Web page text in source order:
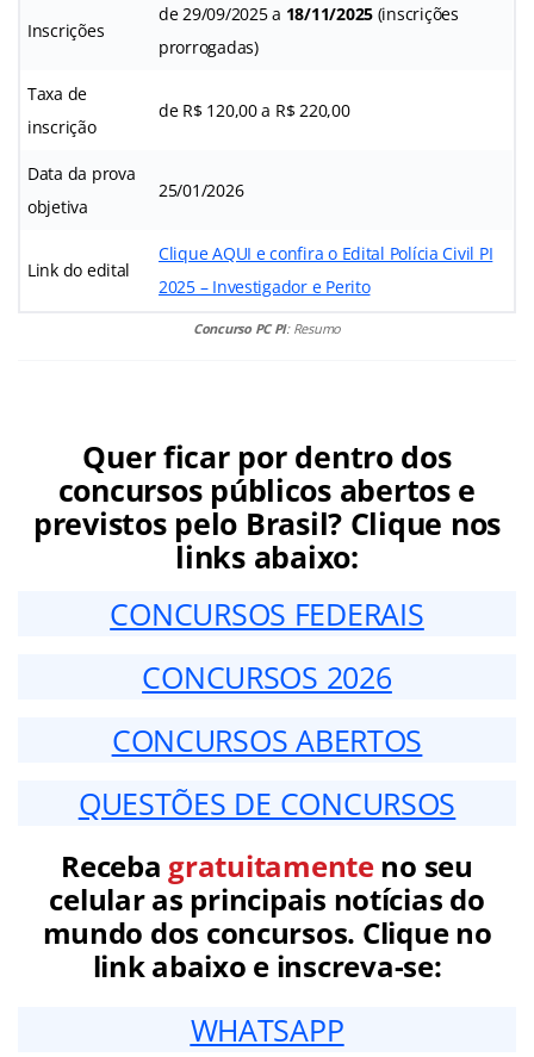
Inscrições
de 29/09/2025 a 18/11/2025 (inscrições
prorrogadas)
Taxa de
inscrição
de R$ 120,00 a R$ 220,00
Data da prova
objetiva
25/01/2026
Link do edital
Clique AQUI e confira o Edital Polícia Civil PI
2025 – Investigador e Perito
Concurso PC PI: Resumo
Quer ficar por dentro dos
concursos públicos abertos e
previstos pelo Brasil? Clique nos
links abaixo:
CONCURSOS FEDERAIS
CONCURSOS 2026
CONCURSOS ABERTOS
QUESTÕES DE CONCURSOS
Receba gratuitamenteno seu
celular as principais notícias do
mundo dos concursos. Clique no
link abaixo e inscreva-se:
WHATSAPP